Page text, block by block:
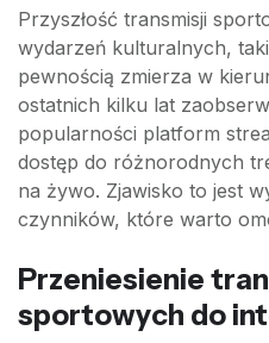
Przyszłość transmisji
wydarzeń kulturalnych,
pewnością zmierza w
ostatnich kilku lat
popularności platform
dostęp do różnorodnych
na żywo. Zjawisko to jest
czynników, które warto
Przeniesienie
sportowych do